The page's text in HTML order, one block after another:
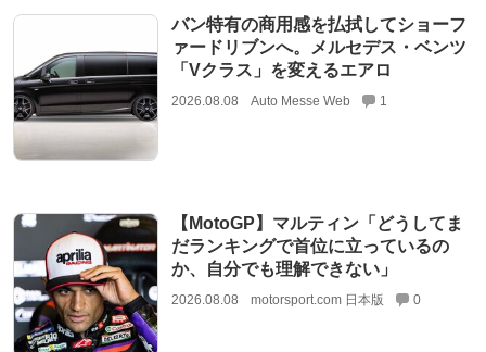
バン特有の商用感を払拭してショーフ
ァードリブンへ。メルセデス・ベンツ
「Vクラス」を変えるエアロ
2026.08.08 Auto Messe Web 1
【MotoGP】マルティン「どうしてま
だランキングで首位に立っているの
か、自分でも理解できない」
2026.08.08 motorsport.com 日本版 0